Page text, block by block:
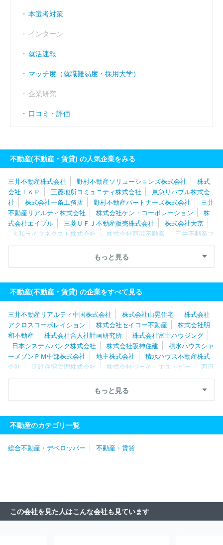
本選考対策
インターン
就活速報
マッチ度（就職難易度・採用大学）
企業研究
口コミ・評価
不動産(不動産・賃貸) の人気企業をみる
三井不動産株式会社 野村不動産ソリューションズ株式会社
株式
会社ＴＫＰ
三菱地所コミュニティ株式会社
東急リバブル株式会
社
株式会社一条工務店 野村不動産パートナーズ株式会社
三井
不動産リアルティ株式会社
株式会社ケン・コーポレーション
株
式会社エイブル
三菱ＵＦＪ不動産販売株式会社
株式会社大京
大和ライフネクスト株式会社
株式会社西武不動産
三井不動産フ
ァシリティーズ株式会社
東京不動産管理株式会社
株式会社共立
伊藤忠アーバンコミュニティ株式会社
帝国不動産
株式会社
産株式会社
日本ハウズイング株式会社
住友不動産ステップ株式
会社
明和地所株式会社
独立行政法人都市再生機構（UR都市機
ゾンＰＭ東京株式会社
株式会社日本財託
もっと見る
不動産(不動産・賃貸) の企業をすべて見る
三井不動産リアルティ中国株式会社 株式会社山晃住宅
株式会社
アクロスコーポレイション
株式会社セイコー不動産
株式会社明
和不動産
株式会社合人社計画研究所
株式会社富士ハウジング
日本システムバンク株式会社
株式会社阪神住建
積水ハウスシャ
ーメゾンＰＭ中部株式会社
地主株式会社
積水ハウス不動産株式
会社
近鉄住宅管理株式会社 株式会社ジェイ・エス・ビー
西日
本高速道路サービス・ホールディングス株式会社
株式会社ニッショ
ケイアイスター不動産株式会社 株式会社アップル
株式会社
平和不動産
アルティ株式会社
タクトホーム株式会社
旭化成不動産レジデン
ス株式会社
株式会社パーキングマーケット
株式会社９ＧＡＴＥＳ．
ウスイホーム株式会社
ティ
三井ホームエステート株式会社 相互住宅株式会社
菊池建
設株式会社
株式会社日商ベックス
野村不動産パートナーズ株式
会社
株式会社東京建物アメニティサポート
東京不動産管理株式
もっと見る
不動産のカテゴリ一覧
総合不動産・デベロッパー 不動産・賃貸
この会社を見た人はこんな会社も見ています